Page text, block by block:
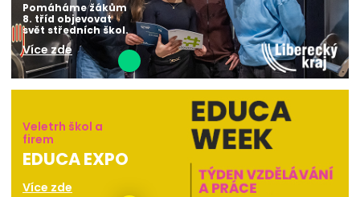
Pomáháme žákům
8. tříd objevovat
svět středních škol.
Více zde
Veletrh škol a
firem
EDUCA EXPO
Více zde